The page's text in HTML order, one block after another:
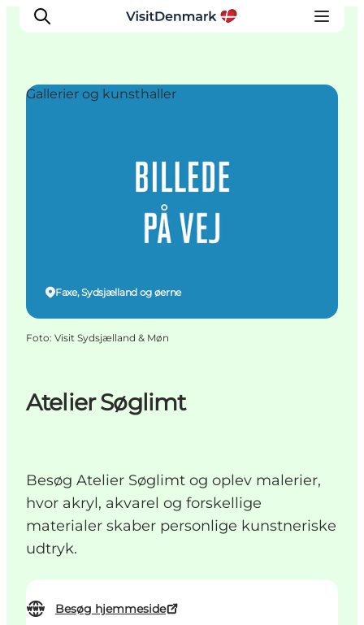
Destinationer
Planlæg ferien
Atelier Søglimt
Besøg Atelier Søglimt og oplev malerier,
hvor akryl, akvarel og forskellige
materialer skaber personlige kunstneriske
udtryk.
Besøg hjemmeside
Faxe, Sydsjælland og øerne
Gallerier og kunsthaller
Foto: Visit Sydsjælland & Møn